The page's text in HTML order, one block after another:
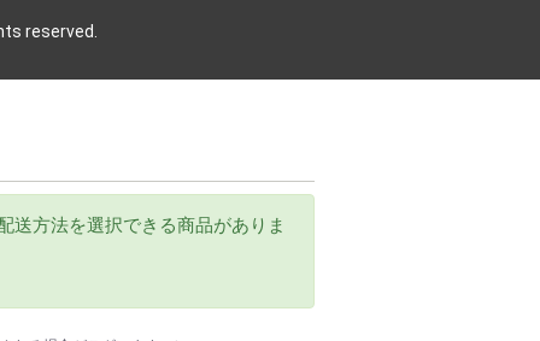
reserved.
送方法を選択できる商品がありま